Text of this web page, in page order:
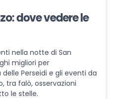
dove vedere le
nella notte di San
migliori per
delle Perseidi e gli eventi da
tra falò, osservazioni
le stelle.